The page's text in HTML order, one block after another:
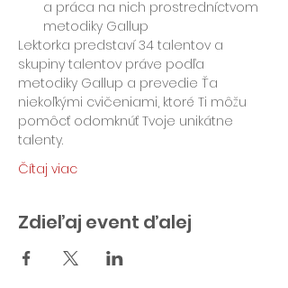
a práca na nich prostredníctvom
metodiky Gallup
Lektorka predstaví 34 talentov a
skupiny talentov práve podľa
metodiky Gallup a prevedie Ťa
niekoľkými cvičeniami, ktoré Ti môžu
pomôcť odomknúť Tvoje unikátne
talenty.
Čítaj viac
Zdieľaj event ďalej